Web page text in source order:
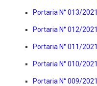
Portaria N° 013/2021
Portaria N° 012/2021
Portaria N° 011/2021
Portaria N° 010/2021
Portaria N° 009/2021